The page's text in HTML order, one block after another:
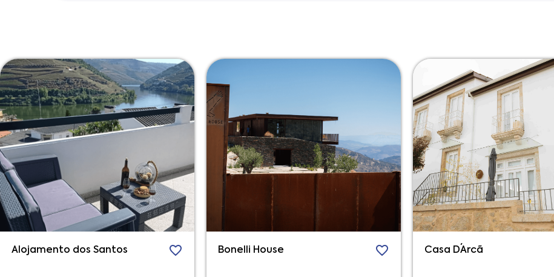
Alojamento dos Santos Bonelli House Casa D´Arcã